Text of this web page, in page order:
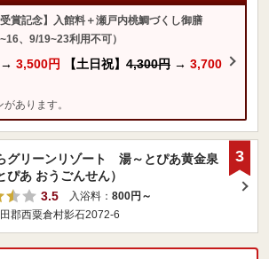
受賞記念】入館料＋瀬戸内桃鯛づくし御膳
、9/19~23利用不可）
→ 3,500円 【土日祝】 4,300円 → 3,700
あります。
グリーンリゾート 湯～とぴあ黄金泉
ぴあ おうごんせん）
3.5
入浴料： 800円～
郡西粟倉村影石2072-6
3